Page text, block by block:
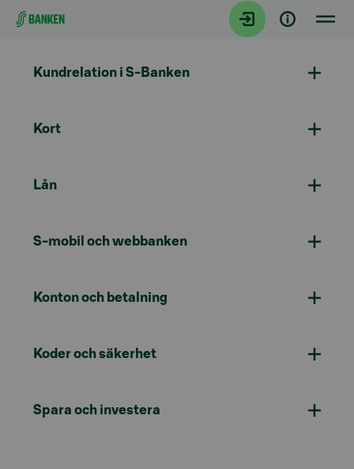
Gå direkt till innehållet
Kundrelation i S-Banken
Kort
Lån
S-mobil och webbanken
Konton och betalning
Koder och säkerhet
Spara och investera